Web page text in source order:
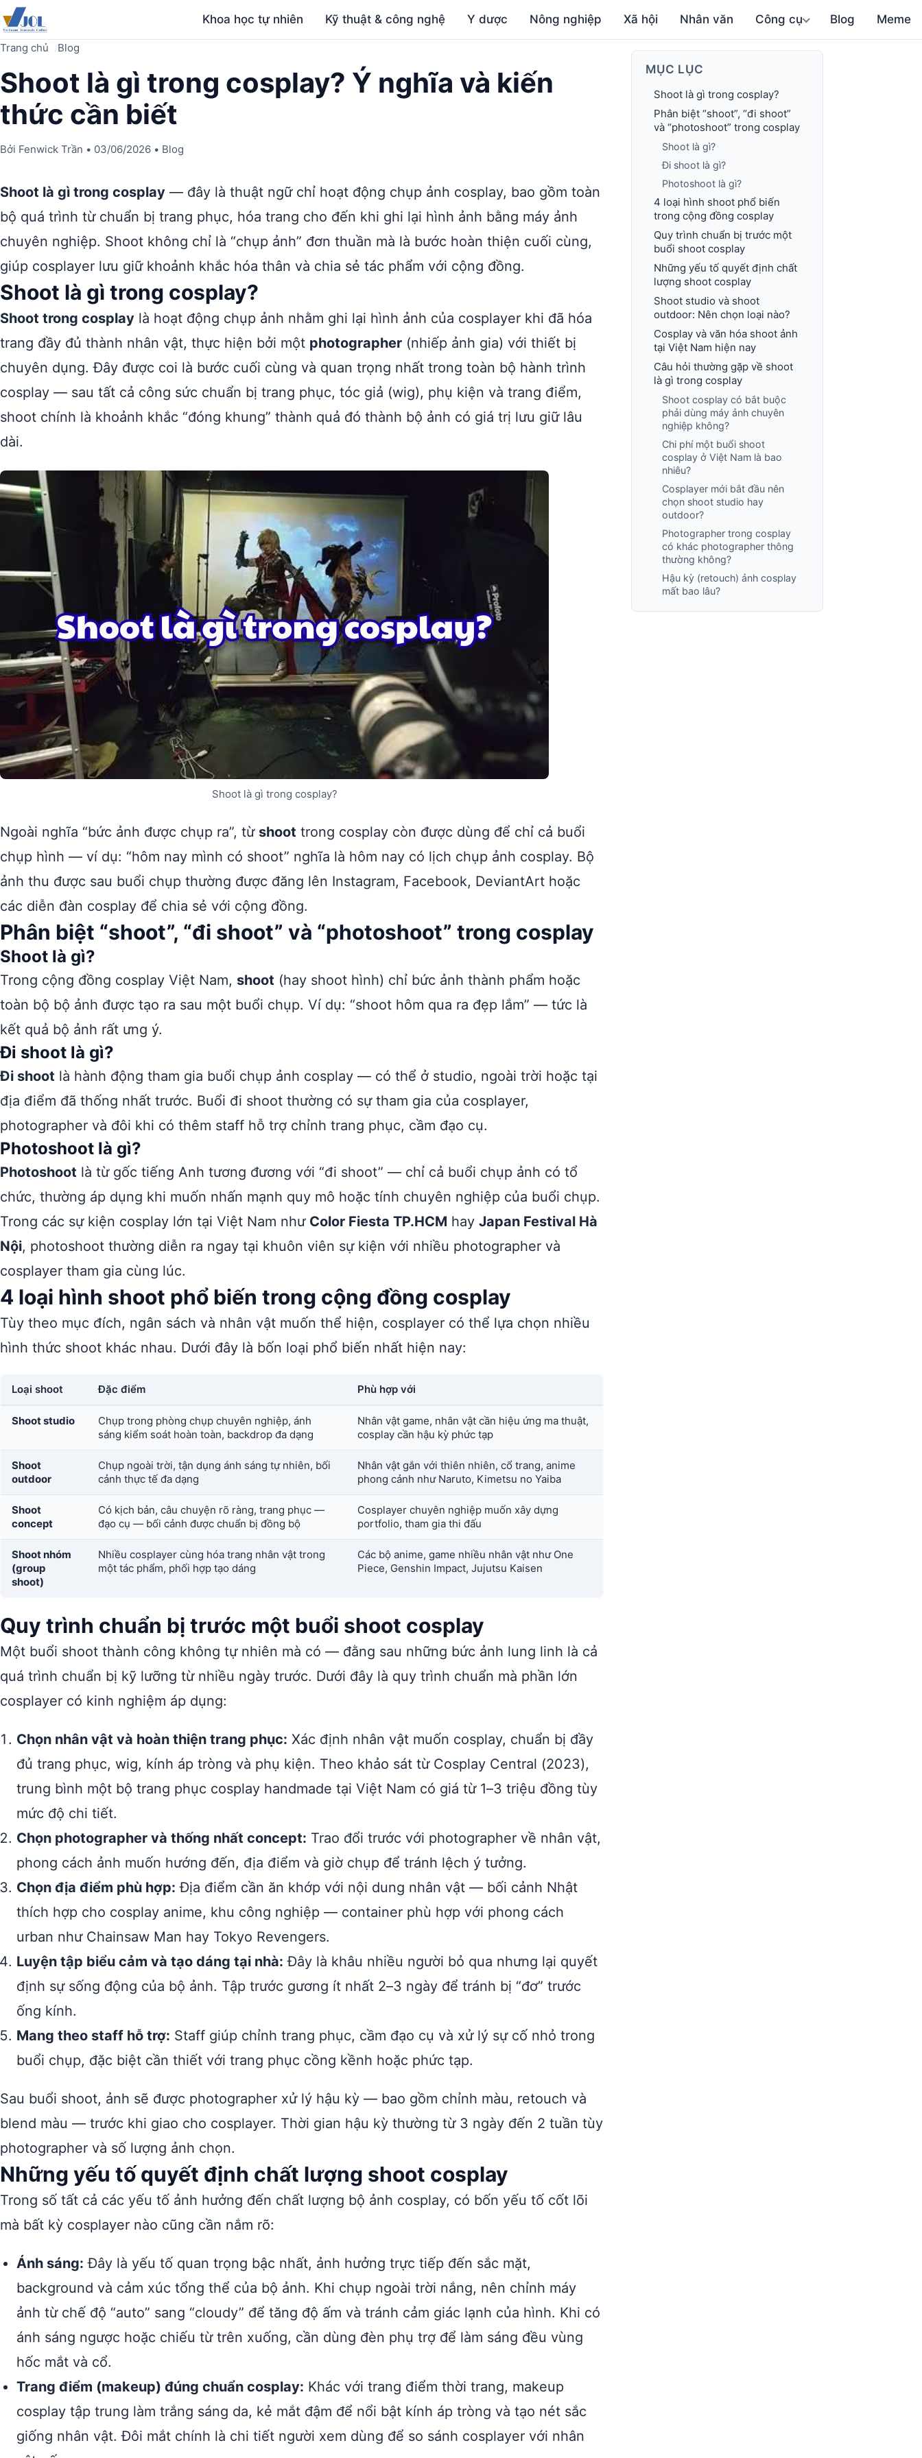
Khoa học tự nhiên Kỹ thuật & công nghệ Y dược Nông nghiệp Xã hội Nhân văn Công cụ Blog Meme
Trang chủ Blog
Shoot là gì trong cosplay? Ý nghĩa và kiến
thức cần biết
Bởi Fenwick Trần • 03/06/2026 • Blog
Shoot là gì trong cosplay — đây là thuật ngữ chỉ hoạt động chụp ảnh cosplay, bao gồm toàn
bộ quá trình từ chuẩn bị trang phục, hóa trang cho đến khi ghi lại hình ảnh bằng máy ảnh
chuyên nghiệp. Shoot không chỉ là “chụp ảnh” đơn thuần mà là bước hoàn thiện cuối cùng,
giúp cosplayer lưu giữ khoảnh khắc hóa thân và chia sẻ tác phẩm với cộng đồng.
Shoot là gì trong cosplay?
Shoot trong cosplay là hoạt động chụp ảnh nhằm ghi lại hình ảnh của cosplayer khi đã hóa
trang đầy đủ thành nhân vật, thực hiện bởi một photographer (nhiếp ảnh gia) với thiết bị
chuyên dụng. Đây được coi là bước cuối cùng và quan trọng nhất trong toàn bộ hành trình
cosplay — sau tất cả công sức chuẩn bị trang phục, tóc giả (wig), phụ kiện và trang điểm,
shoot chính là khoảnh khắc “đóng khung” thành quả đó thành bộ ảnh có giá trị lưu giữ lâu
dài.
Shoot là gì trong cosplay?
Ngoài nghĩa “bức ảnh được chụp ra”, từ shoot trong cosplay còn được dùng để chỉ cả buổi
chụp hình — ví dụ: “hôm nay mình có shoot” nghĩa là hôm nay có lịch chụp ảnh cosplay. Bộ
ảnh thu được sau buổi chụp thường được đăng lên Instagram, Facebook, DeviantArt hoặc
các diễn đàn cosplay để chia sẻ với cộng đồng.
Phân biệt “shoot”, “đi shoot” và “photoshoot” trong cosplay
Shoot là gì?
Trong cộng đồng cosplay Việt Nam, shoot (hay shoot hình) chỉ bức ảnh thành phẩm hoặc
toàn bộ bộ ảnh được tạo ra sau một buổi chụp. Ví dụ: “shoot hôm qua ra đẹp lắm” — tức là
kết quả bộ ảnh rất ưng ý.
Đi shoot là gì?
Đi shoot là hành động tham gia buổi chụp ảnh cosplay — có thể ở studio, ngoài trời hoặc tại
địa điểm đã thống nhất trước. Buổi đi shoot thường có sự tham gia của cosplayer,
photographer và đôi khi có thêm staff hỗ trợ chỉnh trang phục, cầm đạo cụ.
Photoshoot là gì?
Photoshoot là từ gốc tiếng Anh tương đương với “đi shoot” — chỉ cả buổi chụp ảnh có tổ
chức, thường áp dụng khi muốn nhấn mạnh quy mô hoặc tính chuyên nghiệp của buổi chụp.
Trong các sự kiện cosplay lớn tại Việt Nam như Color Fiesta TP.HCM hay Japan Festival Hà
Nội, photoshoot thường diễn ra ngay tại khuôn viên sự kiện với nhiều photographer và
cosplayer tham gia cùng lúc.
4 loại hình shoot phổ biến trong cộng đồng cosplay
Tùy theo mục đích, ngân sách và nhân vật muốn thể hiện, cosplayer có thể lựa chọn nhiều
hình thức shoot khác nhau. Dưới đây là bốn loại phổ biến nhất hiện nay:
Loại shoot Đặc điểm Phù hợp với
Shoot studio
Chụp trong phòng chụp chuyên nghiệp, ánh
sáng kiểm soát hoàn toàn, backdrop đa dạng
Nhân vật game, nhân vật cần hiệu ứng ma thuật,
cosplay cần hậu kỳ phức tạp
Shoot
outdoor
Chụp ngoài trời, tận dụng ánh sáng tự nhiên, bối
cảnh thực tế đa dạng
Nhân vật gắn với thiên nhiên, cổ trang, anime
phong cảnh như Naruto, Kimetsu no Yaiba
Shoot
concept
Có kịch bản, câu chuyện rõ ràng, trang phục —
đạo cụ — bối cảnh được chuẩn bị đồng bộ
Cosplayer chuyên nghiệp muốn xây dựng
portfolio, tham gia thi đấu
Shoot nhóm
(group
shoot)
Nhiều cosplayer cùng hóa trang nhân vật trong
một tác phẩm, phối hợp tạo dáng
Các bộ anime, game nhiều nhân vật như One
Piece, Genshin Impact, Jujutsu Kaisen
Quy trình chuẩn bị trước một buổi shoot cosplay
Một buổi shoot thành công không tự nhiên mà có — đằng sau những bức ảnh lung linh là cả
quá trình chuẩn bị kỹ lưỡng từ nhiều ngày trước. Dưới đây là quy trình chuẩn mà phần lớn
cosplayer có kinh nghiệm áp dụng:
Chọn nhân vật và hoàn thiện trang phục: Xác định nhân vật muốn cosplay, chuẩn bị đầy
đủ trang phục, wig, kính áp tròng và phụ kiện. Theo khảo sát từ Cosplay Central (2023),
trung bình một bộ trang phục cosplay handmade tại Việt Nam có giá từ 1–3 triệu đồng tùy
mức độ chi tiết.
Chọn photographer và thống nhất concept: Trao đổi trước với photographer về nhân vật,
phong cách ảnh muốn hướng đến, địa điểm và giờ chụp để tránh lệch ý tưởng.
Chọn địa điểm phù hợp: Địa điểm cần ăn khớp với nội dung nhân vật — bối cảnh Nhật
thích hợp cho cosplay anime, khu công nghiệp — container phù hợp với phong cách
urban như Chainsaw Man hay Tokyo Revengers.
Luyện tập biểu cảm và tạo dáng tại nhà: Đây là khâu nhiều người bỏ qua nhưng lại quyết
định sự sống động của bộ ảnh. Tập trước gương ít nhất 2–3 ngày để tránh bị “đơ” trước
ống kính.
Mang theo staff hỗ trợ: Staff giúp chỉnh trang phục, cầm đạo cụ và xử lý sự cố nhỏ trong
buổi chụp, đặc biệt cần thiết với trang phục cồng kềnh hoặc phức tạp.
Sau buổi shoot, ảnh sẽ được photographer xử lý hậu kỳ — bao gồm chỉnh màu, retouch và
blend màu — trước khi giao cho cosplayer. Thời gian hậu kỳ thường từ 3 ngày đến 2 tuần tùy
photographer và số lượng ảnh chọn.
Những yếu tố quyết định chất lượng shoot cosplay
Trong số tất cả các yếu tố ảnh hưởng đến chất lượng bộ ảnh cosplay, có bốn yếu tố cốt lõi
mà bất kỳ cosplayer nào cũng cần nắm rõ:
Ánh sáng: Đây là yếu tố quan trọng bậc nhất, ảnh hưởng trực tiếp đến sắc mặt,
background và cảm xúc tổng thể của bộ ảnh. Khi chụp ngoài trời nắng, nên chỉnh máy
ảnh từ chế độ “auto” sang “cloudy” để tăng độ ấm và tránh cảm giác lạnh của hình. Khi có
ánh sáng ngược hoặc chiếu từ trên xuống, cần dùng đèn phụ trợ để làm sáng đều vùng
hốc mắt và cổ.
Trang điểm (makeup) đúng chuẩn cosplay: Khác với trang điểm thời trang, makeup
cosplay tập trung làm trắng sáng da, kẻ mắt đậm để nổi bật kính áp tròng và tạo nét sắc
giống nhân vật. Đôi mắt chính là chi tiết người xem dùng để so sánh cosplayer với nhân
MỤC LỤC
Shoot là gì trong cosplay?
Phân biệt “shoot”, “đi shoot”
và “photoshoot” trong cosplay
Shoot là gì?
Đi shoot là gì?
Photoshoot là gì?
4 loại hình shoot phổ biến
trong cộng đồng cosplay
Quy trình chuẩn bị trước một
buổi shoot cosplay
Những yếu tố quyết định chất
lượng shoot cosplay
Shoot studio và shoot
outdoor: Nên chọn loại nào?
Cosplay và văn hóa shoot ảnh
tại Việt Nam hiện nay
Câu hỏi thường gặp về shoot
là gì trong cosplay
Shoot cosplay có bắt buộc
phải dùng máy ảnh chuyên
nghiệp không?
Chi phí một buổi shoot
cosplay ở Việt Nam là bao
nhiêu?
Cosplayer mới bắt đầu nên
chọn shoot studio hay
outdoor?
Photographer trong cosplay
có khác photographer thông
thường không?
Hậu kỳ (retouch) ảnh cosplay
mất bao lâu?